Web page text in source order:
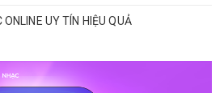
UY TÍN HIỆU QUẢ